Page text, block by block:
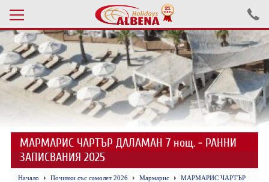
Проверка на резервация
ПОЧИВКИ С АВТОБУС 2026
ПОЧИВКИ СЪС САМОЛЕТ
ЕКСКУРЗИИ САМОЛЕТ
ЕКСКУРЗИИ АВТОБУС
МАРМАРИС ЧАРТЪР ДАЛАМАН 7 нощ. - РАННИ
ЗАПИСВАНИЯ 2025
Начало Почивки със самолет 2026 Мармарис
МАРМАРИС ЧАРТЪР